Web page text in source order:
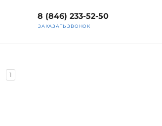
8 (846) 233-52-50
ЗАКАЗАТЬ ЗВОНОК
1